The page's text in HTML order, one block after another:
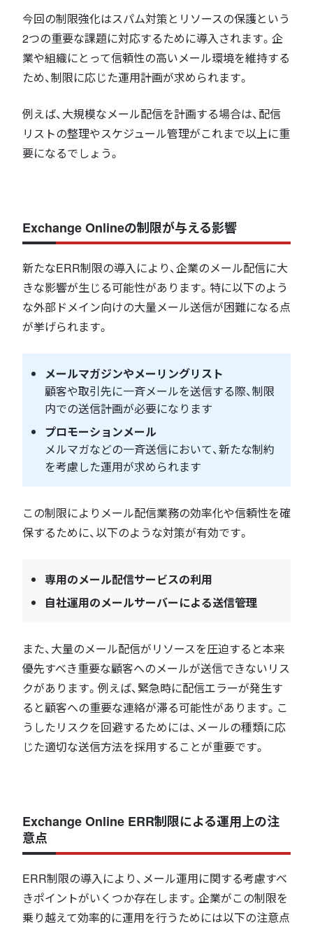
今回の制限強化はスパム対策とリソースの保護という
2つの重要な課題に対応するために導入されます。企
業や組織にとって信頼性の高いメール環境を維持する
ため、制限に応じた運用計画が求められます。
例えば、大規模なメール配信を計画する場合は、配信
リストの整理やスケジュール管理がこれまで以上に重
要になるでしょう。
Exchange Onlineの制限が与える影響
新たなERR制限の導入により、企業のメール配信に大
きな影響が生じる可能性があります。特に以下のよう
な外部ドメイン向けの大量メール送信が困難になる点
が挙げられます。
メールマガジンやメーリングリスト
顧客や取引先に一斉メールを送信する際、制限
内での送信計画が必要になります
プロモーションメール
メルマガなどの一斉送信において、新たな制約
を考慮した運用が求められます
この制限によりメール配信業務の効率化や信頼性を確
保するために、以下のような対策が有効です。
専用のメール配信サービスの利用
自社運用のメールサーバーによる送信管理
また、大量のメール配信がリソースを圧迫すると本来
優先すべき重要な顧客へのメールが送信できないリス
クがあります。例えば、緊急時に配信エラーが発生す
ると顧客への重要な連絡が滞る可能性があります。こ
うしたリスクを回避するためには、メールの種類に応
じた適切な送信方法を採用することが重要です。
Exchange Online ERR制限による運用上の注
意点
ERR制限の導入により、メール運用に関する考慮すべ
きポイントがいくつか存在します。企業がこの制限を
乗り越えて効率的に運用を行うためには以下の注意点